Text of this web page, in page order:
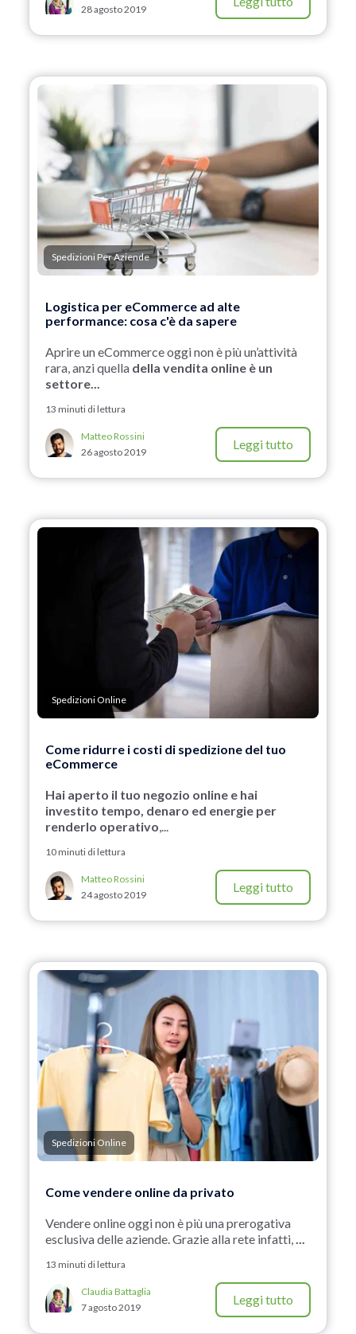
28 agosto 2019
Spedizioni Per Aziende
Logistica per eCommerce ad alte
performance: cosa c'è da sapere
Aprire un eCommerce oggi non è più un’attività
rara, anzi quella della vendita online è un
settore...
13 minuti di lettura
Matteo Rossini
26 agosto 2019
Leggi tutto
Spedizioni Online
Come ridurre i costi di spedizione del tuo
eCommerce
Hai aperto il tuo negozio online e hai
investito tempo, denaro ed energie per
renderlo operativo,...
10 minuti di lettura
Matteo Rossini
24 agosto 2019
Leggi tutto
Spedizioni Online
Come vendere online da privato
Vendere online oggi non è più una prerogativa
esclusiva delle aziende. Grazie alla rete infatti,...
13 minuti di lettura
Claudia Battaglia
7 agosto 2019
Leggi tutto